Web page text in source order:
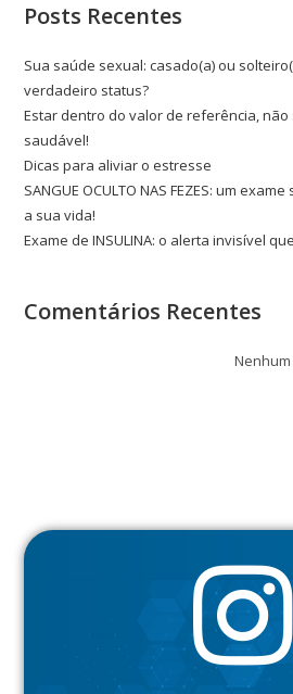
Posts Recentes
Sua saúde sexual: casado(a) ou
verdadeiro status?
Estar dentro do valor de referência,
saudável!
Dicas para aliviar o estresse
SANGUE OCULTO NAS FEZES: um
a sua vida!
Exame de INSULINA: o alerta invisível
Comentários Recentes